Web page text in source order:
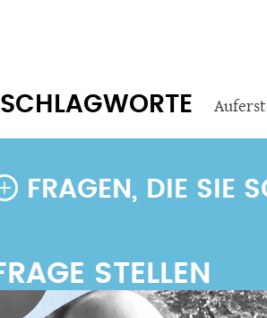
SCHLAGWORTE
FRAGEN, DIE SIE